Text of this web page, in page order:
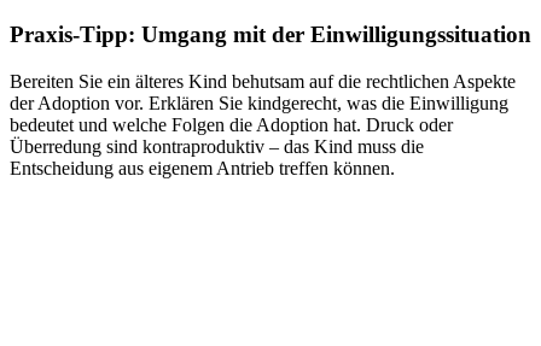
Praxis-Tipp: Umgang mit der Einwilligungssituation
Bereiten Sie ein älteres Kind behutsam auf die rechtlichen Aspekte
der Adoption vor. Erklären Sie kindgerecht, was die Einwilligung
bedeutet und welche Folgen die Adoption hat. Druck oder
Überredung sind kontraproduktiv – das Kind muss die
Entscheidung aus eigenem Antrieb treffen können.